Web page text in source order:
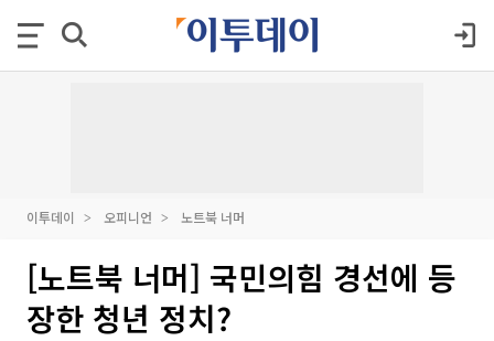
이투데이 오피니언 노트북 너머
[노트북 너머] 국민의힘 경선에 등
장한 청년 정치?